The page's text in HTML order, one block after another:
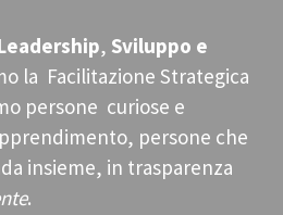
, Sviluppo e
la Facilitazione Strategica
persone curiose e
persone che
insieme, in trasparenza
.